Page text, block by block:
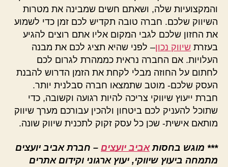
והמקצועיות שלה, ושאתם חשים שמבינה את מטרות
השיווק שלכם. חברה טובה תקדיש לכם זמן כדי לשמוע
את החזון שלכם לגבי המקום אליו אתם רוצים להגיע
בעזרת שיווק נכון– לפני שהיא תציג לכם את מבנה
העלויות. אם החברה נראית כממהרת לגרום לכם
לחתום על החוזה מבלי לקחת את הזמן הדרוש להבנת
העסק שלכם- מוטב שתמצאו חברה סבלנית יותר.
חברת ייעוץ שיווקי צריכה להיות רגועה וקשובה, כדי
שתוכל להעניק לכם ביטחון ולהכין עבורכם מערך שיווק
מותאם אישית- שכן כל עסק זקוק לתכנית שיווק שונה.
*** מוגש בחסותאביב יועצים – חברת אביב יועצים
מתמחה ביעוץ שיווקי, יעוץ ארגוני וקידום אתרים